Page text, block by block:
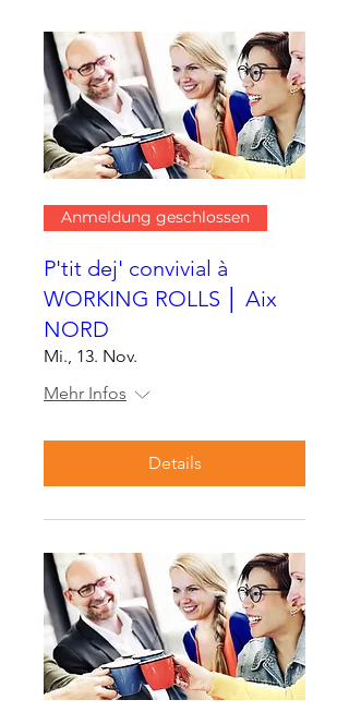
Anmeldung geschlossen
P'tit dej' convivial à
WORKING ROLLS │ Aix
NORD
Mi., 13. Nov.
Mehr Infos
Details